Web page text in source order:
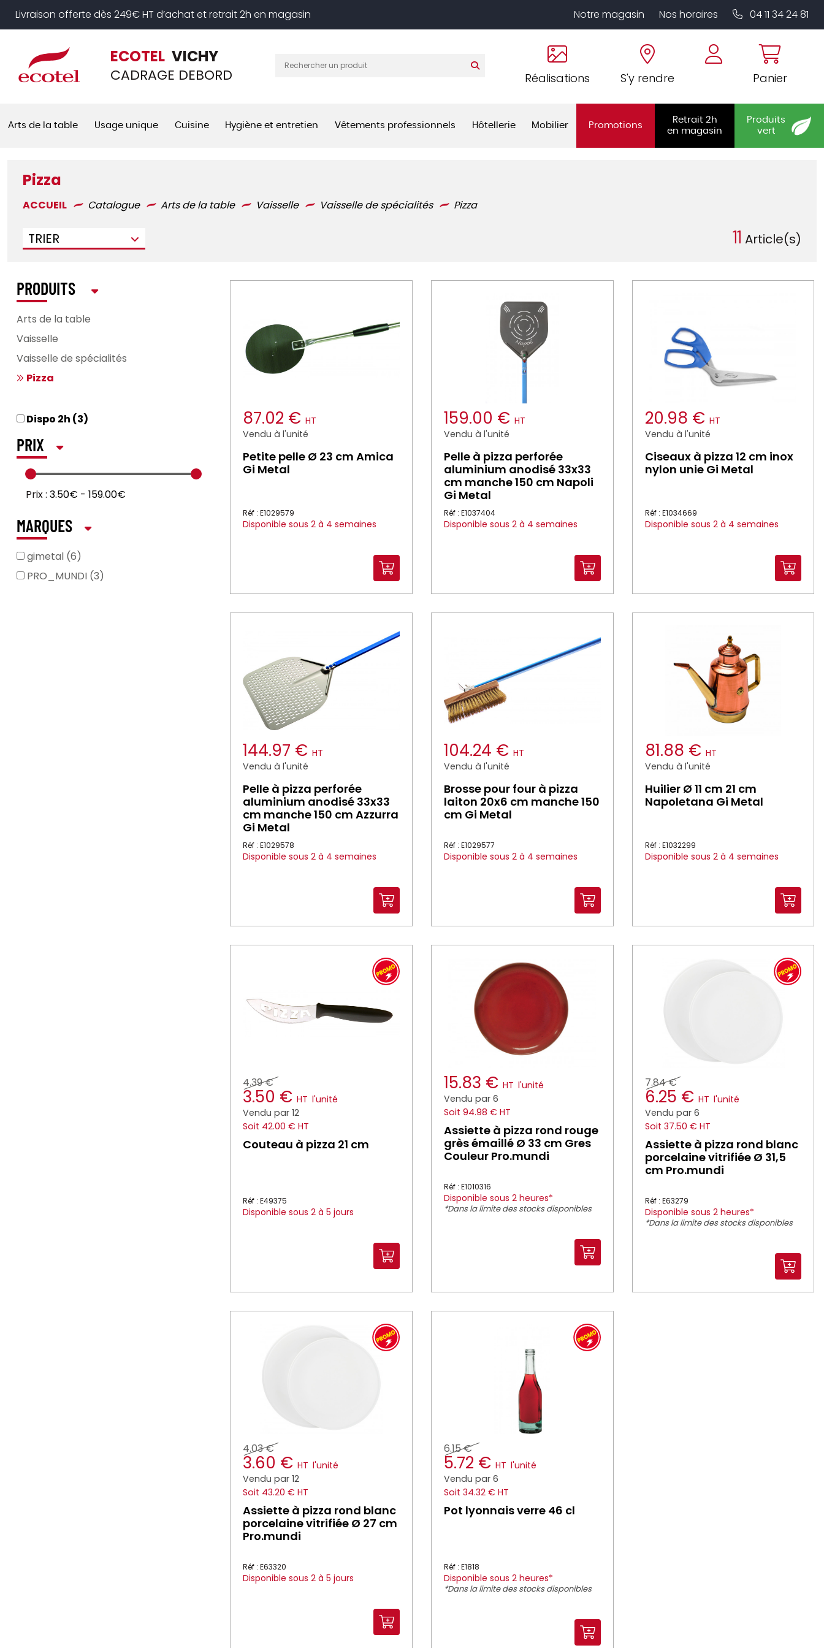
Livraison offerte dès 249€ HT d’achat et retrait 2h en magasin Notre magasin Nos horaires 04 11 34 24 81
ECOTEL VICHY
CADRAGE DEBORD Réalisations S'y rendre Panier
Arts de la table Usage unique Cuisine Hygiène et entretien Vêtements professionnels Hôtellerie Mobilier Promotions
Retrait 2h
en magasin
Produits
vert
Pizza
ACCUEIL Catalogue Arts de la table Vaisselle Vaisselle de spécialités Pizza
TRIER 11 Article(s)
87.02 € HT
Vendu à l'unité
Petite pelle Ø 23 cm Amica
Gi Metal
Réf : E1029579
Disponible sous 2 à 4 semaines
159.00 € HT
Vendu à l'unité
Pelle à pizza perforée
aluminium anodisé 33x33
cm manche 150 cm Napoli
Gi Metal
Réf : E1037404
Disponible sous 2 à 4 semaines
20.98 € HT
Vendu à l'unité
Ciseaux à pizza 12 cm inox
nylon unie Gi Metal
Réf : E1034669
Disponible sous 2 à 4 semaines
144.97 € HT
Vendu à l'unité
Pelle à pizza perforée
aluminium anodisé 33x33
cm manche 150 cm Azzurra
Gi Metal
Réf : E1029578
Disponible sous 2 à 4 semaines
104.24 € HT
Vendu à l'unité
Brosse pour four à pizza
laiton 20x6 cm manche 150
cm Gi Metal
Réf : E1029577
Disponible sous 2 à 4 semaines
81.88 € HT
Vendu à l'unité
Huilier Ø 11 cm 21 cm
Napoletana Gi Metal
Réf : E1032299
Disponible sous 2 à 4 semaines
4.39 €
3.50 € HT l'unité
Vendu par 12
Soit 42.00 € HT
Couteau à pizza 21 cm
Réf : E49375
Disponible sous 2 à 5 jours
15.83 € HT l'unité
Vendu par 6
Soit 94.98 € HT
Assiette à pizza rond rouge
grès émaillé Ø 33 cm Gres
Couleur Pro.mundi
Réf : E1010316
Disponible sous 2 heures*
*Dans la limite des stocks disponibles
7.84 €
6.25 € HT l'unité
Vendu par 6
Soit 37.50 € HT
Assiette à pizza rond blanc
porcelaine vitrifiée Ø 31,5
cm Pro.mundi
Réf : E63279
Disponible sous 2 heures*
*Dans la limite des stocks disponibles
4.03 €
3.60 € HT l'unité
Vendu par 12
Soit 43.20 € HT
Assiette à pizza rond blanc
porcelaine vitrifiée Ø 27 cm
Pro.mundi
Réf : E63320
Disponible sous 2 à 5 jours
6.15 €
5.72 € HT l'unité
Vendu par 6
Soit 34.32 € HT
Pot lyonnais verre 46 cl
Réf : E1818
Disponible sous 2 heures*
*Dans la limite des stocks disponibles
PRODUITS
Arts de la table
Vaisselle
Vaisselle de spécialités
Pizza
Dispo 2h (3)
PRIX
Prix : 3.50€ - 159.00€
MARQUES
gimetal (6)
PRO_MUNDI (3)
Panneau de gestion des cookies